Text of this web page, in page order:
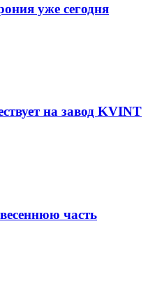
уже сегодня
на завод KVINT
часть